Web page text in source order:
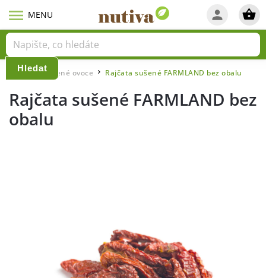
Hledat
Domů / Sušené ovoce / Rajčata sušené FARMLAND bez obalu
Rajčata sušené FARMLAND bez
obalu